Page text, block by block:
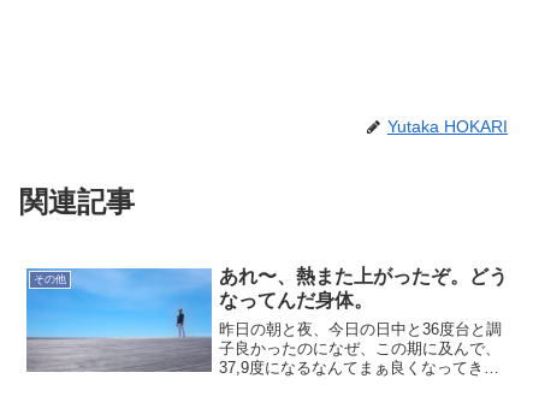
Yutaka HOKARI
関連記事
その他
あれ〜、熱また上がったぞ。どう
なってんだ身体。
昨日の朝と夜、今日の日中と36度台と調
子良かったのになぜ、この期に及んで、
37,9度になるなんてまぁ良くなってきて